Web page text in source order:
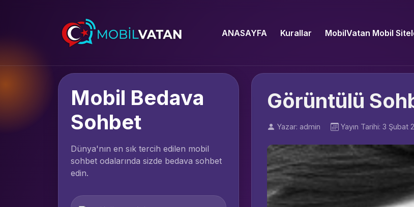
ANASAYFA Kurallar MobilVatan Mobil
Görüntülü
Yazar: admin Yayın Tarihi: 3 Şubat
Mobil Bedava
Sohbet
Dünya'nın en sık tercih edilen mobil
sohbet odalarında sizde bedava sohbet
edin.